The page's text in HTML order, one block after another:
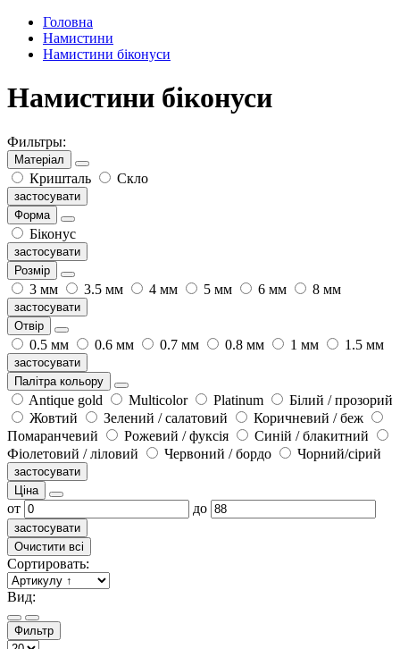
Головна
Намистини
Намистини біконуси
Намистини біконуси
Фильтры:
Матеріал
Кришталь Скло
застосувати
Форма
Біконус
застосувати
Розмір
3 мм 3.5 мм 4 мм 5 мм 6 мм 8 мм
застосувати
Отвір
0.5 мм 0.6 мм 0.7 мм 0.8 мм 1 мм 1.5 мм
застосувати
Палітра кольору
Antique gold Multicolor Platinum
Білий / прозорий
Жовтий
Зелений / салатовий
Коричневий / беж
Помаранчевий
Рожевий / фуксія
Синій / блакитний
Фіолетовий / ліловий
Червоний / бордо Чорний/сірий
застосувати
Ціна
от до
застосувати
Очистити всі
Сортировать:
Вид:
Фильтр